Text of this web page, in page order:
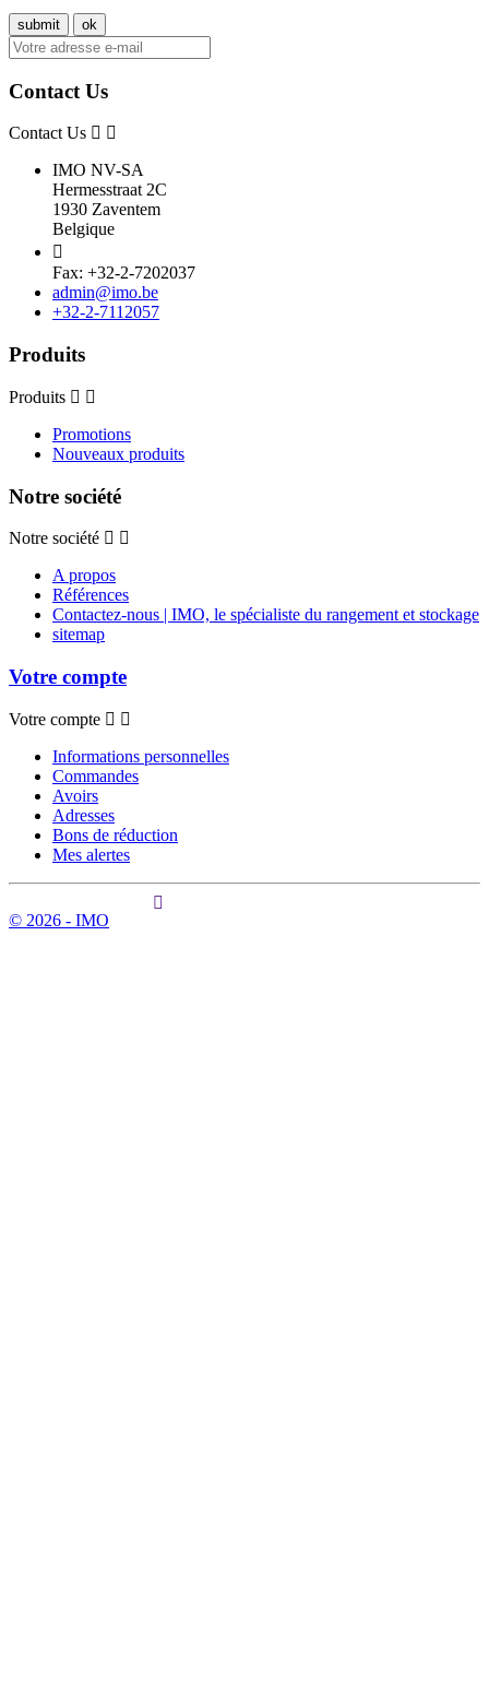
Contact Us
Contact Us
IMO NV-SA
Hermesstraat 2C
1930 Zaventem
Belgique

Fax: +32-2-7202037
admin@imo.be
+32-2-7112057
Produits
Produits
Promotions
Nouveaux produits
Notre société
Notre société
A propos
Références
Contactez-nous | IMO, le spécialiste du rangement et stockage
sitemap
Votre compte
Votre compte
Informations personnelles
Commandes
Avoirs
Adresses
Bons de réduction
Mes alertes
© 2026 - IMO